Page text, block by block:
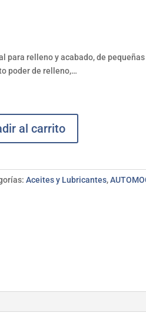
para relleno y acabado, de
poder de relleno,…
al carrito
Aceites y Lubricantes,